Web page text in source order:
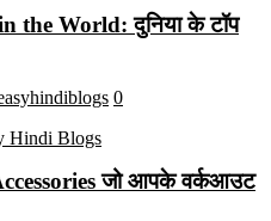
the World: दुनिया के टॉप
0
जो आपके वर्कआउट